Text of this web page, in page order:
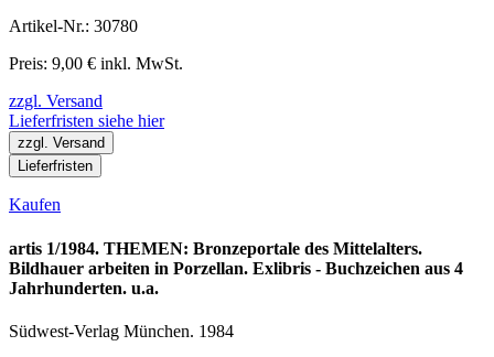
Artikel-Nr.: 30780
Preis: 9,00 € inkl. MwSt.
zzgl. Versand
Lieferfristen siehe hier
zzgl. Versand
Lieferfristen
Kaufen
artis 1/1984. THEMEN: Bronzeportale des Mittelalters.
Bildhauer arbeiten in Porzellan. Exlibris - Buchzeichen aus 4
Jahrhunderten. u.a.
Südwest-Verlag München. 1984